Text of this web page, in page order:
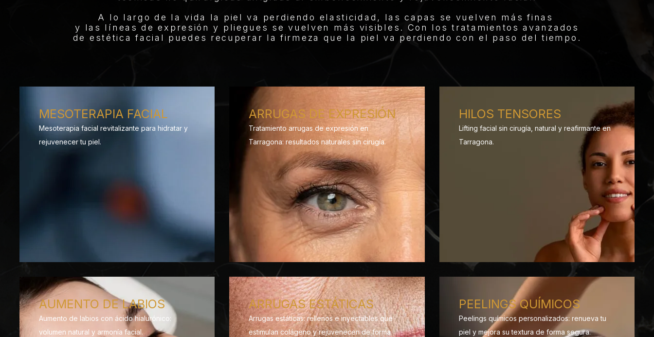
A lo largo de la vida la piel va perdiendo elasticidad, las capas se vuelven más finas
y las líneas de expresión y pliegues se vuelven más visibles. Con los tratamientos avanzados
de estética facial puedes recuperar la firmeza que la piel va perdiendo con el paso del tiempo.
MESOTERAPIA FACIAL
Mesoterapia facial revitalizante para hidratar y
rejuvenecer tu piel.
ARRUGAS DE EXPRESIÓN
Tratamiento arrugas de expresión en
Tarragona: resultados naturales sin cirugía.
HILOS TENSORES
Lifting facial sin cirugía, natural y reafirmante en
Tarragona.
AUMENTO DE LABIOS
Aumento de labios con ácido hialurónico:
volumen natural y armonía facial.
ARRUGAS ESTÁTICAS
Arrugas estáticas: rellenos e inyectables que
estimulan colágeno y rejuvenecen de forma
PEELINGS QUÍMICOS
Peelings químicos personalizados: renueva tu
piel y mejora su textura de forma segura.